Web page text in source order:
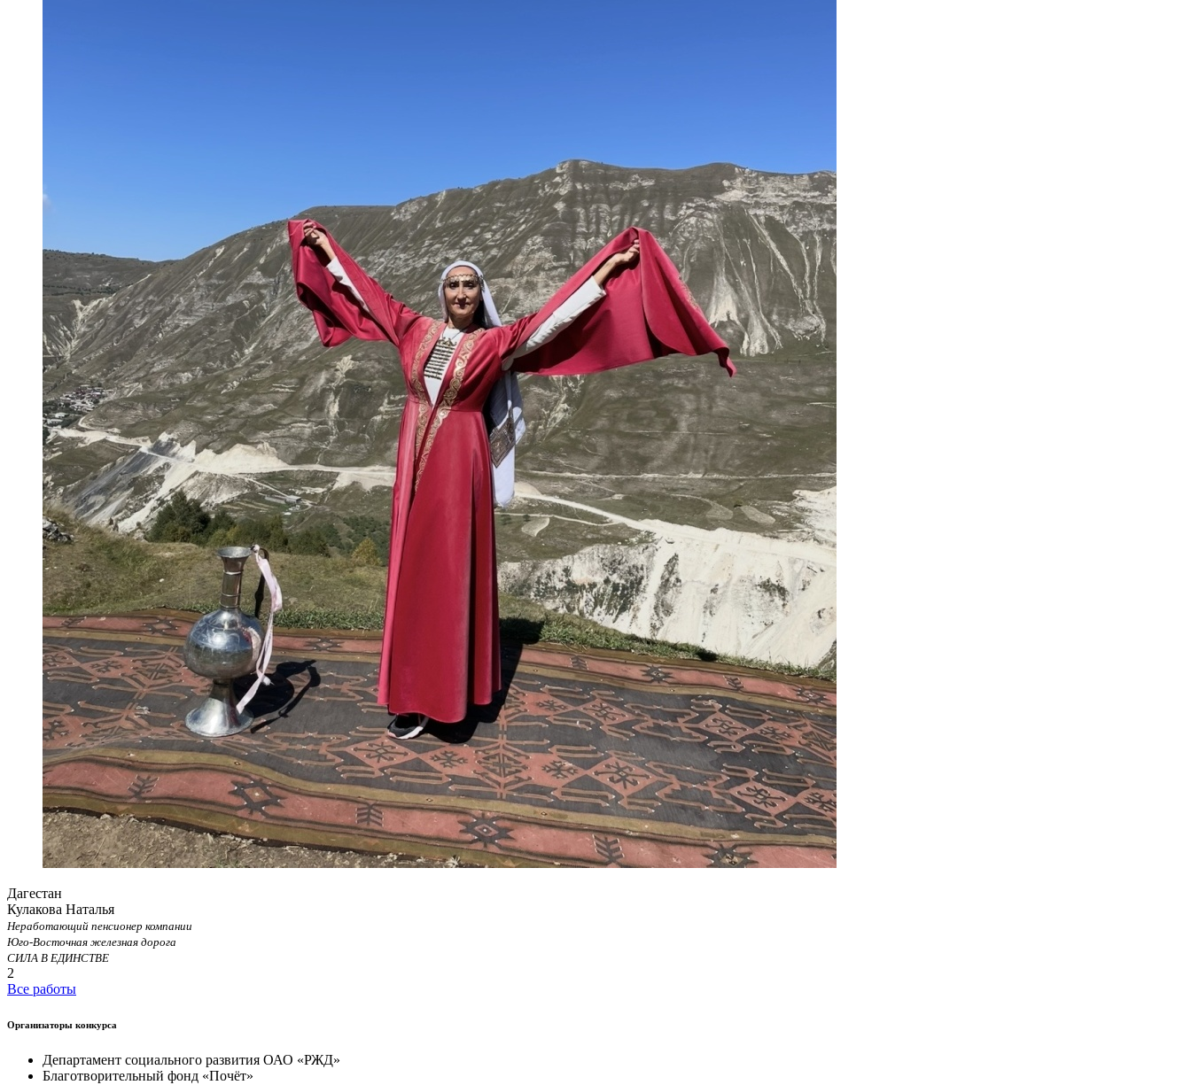
Дагестан
Кулакова Наталья
Неработающий пенсионер компании
Юго-Восточная железная дорога
СИЛА В ЕДИНСТВЕ
2
Все работы
Организаторы конкурса
Департамент социального развития ОАО «РЖД»
Благотворительный фонд «Почёт»